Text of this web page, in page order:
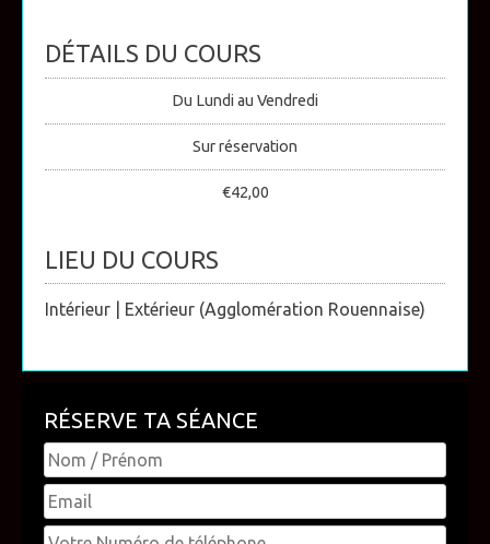
DÉTAILS DU COURS
Du Lundi au Vendredi
Sur réservation
€42,00
LIEU DU COURS
Intérieur | Extérieur (Agglomération Rouennaise)
RÉSERVE TA SÉANCE